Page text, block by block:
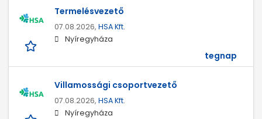
Termelésvezető
07.08.2026, HSA Kft.
Nyíregyháza
tegnap
Villamossági csoportvezető
07.08.2026, HSA Kft.
Nyíregyháza